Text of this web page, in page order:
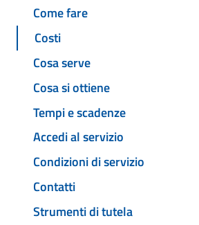
Come fare
Costi
Cosa serve
Cosa si ottiene
Tempi e scadenze
Accedi al servizio
Condizioni di servizio
Contatti
Strumenti di tutela